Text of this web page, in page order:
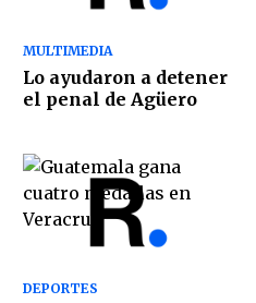
MULTIMEDIA
Lo ayudaron a detener
el penal de Agüero
DEPORTES